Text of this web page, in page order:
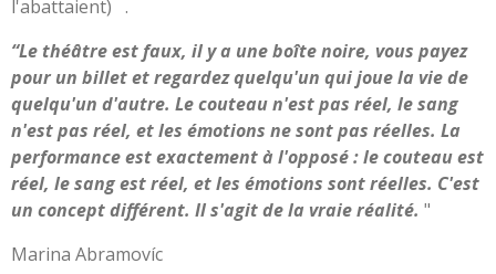
l'abattaient) .
“Le théâtre est faux, il y a une boîte noire, vous payez
pour un billet et regardez quelqu'un qui joue la vie de
quelqu'un d'autre. Le couteau n'est pas réel, le sang
n'est pas réel, et les émotions ne sont pas réelles. La
performance est exactement à l'opposé : le couteau est
réel, le sang est réel, et les émotions sont réelles. C'est
un concept différent. Il s'agit de la vraie réalité. "
Marina Abramovíc